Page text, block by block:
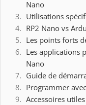
Nano
Utilisations
RP2 Nano vs
Les points forts
Les applications
Nano
Guide de
Programmer
Accessoires